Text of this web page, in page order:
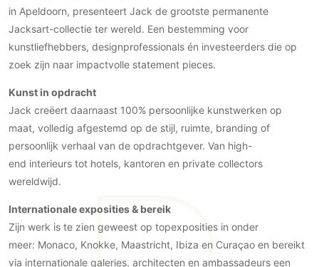
Keukenapparatuur
Keukenbladen
Keukenaccessoires
Keukenkranen
Ramen en deuren
Binnendeuren
Aluminium deuren
Houten deuren
Stalen deuren
Systeemwanden
Deurbeslag
Raambeslag
Gevel
Gevelbekleding
Gevelstenen
Stucwerk
Schilderwerk buiten
Vlonders
Zonwering
Zonwering buiten
Villa
Zwembad
Zakelijk
Horeca
Kantoor
in Apeldoorn, presenteert Jack de grootste permanente
Jacksart-collectie ter wereld. Een bestemming voor
kunstliefhebbers, designprofessionals én investeerders die op
zoek zijn naar impactvolle statement pieces.
Kunst in opdracht
Jack creëert daarnaast 100% persoonlijke kunstwerken op
maat, volledig afgestemd op de stijl, ruimte, branding of
persoonlijk verhaal van de opdrachtgever. Van high-
end interieurs tot hotels, kantoren en private collectors
wereldwijd.
Internationale exposities & bereik
Zijn werk is te zien geweest op topexposities in onder
meer: Monaco, Knokke, Maastricht, Ibiza en Curaçao en bereikt
via internationale galeries, architecten en ambassadeurs een